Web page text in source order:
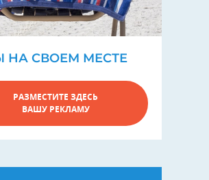
НА СВОЕМ МЕСТЕ
РАЗМЕСТИТЕ ЗДЕСЬ
ВАШУ РЕКЛАМУ